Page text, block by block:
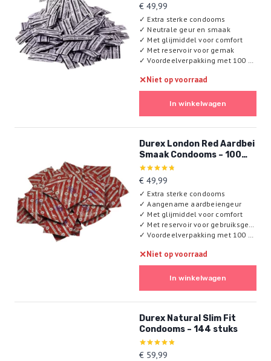
Gewaardeerd
4.60
uit 5
€ 49,99
✓ Extra sterke condooms
✓ Neutrale geur en smaak
✓ Met glijmiddel voor comfort
✓ Met reservoir voor gemak
✓ Voordeelverpakking met 100 stuks
✕Niet op voorraad
In winkelwagen
Durex London Red Aardbei
Smaak Condooms – 100
stuks
Gewaardeerd
4.75
uit 5
€ 49,99
✓ Extra sterke condooms
✓ Aangename aardbeiengeur
✓ Met glijmiddel voor comfort
✓ Met reservoir voor gebruiksgemak
✓ Voordeelverpakking met 100 stuks
✕Niet op voorraad
In winkelwagen
Durex Natural Slim Fit
Condooms – 144 stuks
Gewaardeerd
€ 59,99